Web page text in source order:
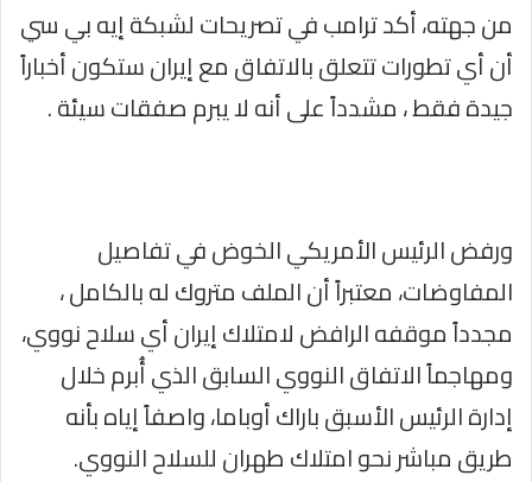
من جهته، أكد ترامب في تصريحات لشبكة إيه بي سي
أن أي تطورات تتعلق بالاتفاق مع إيران ستكون أخباراً
جيدة فقط ، مشدداً على أنه لا يبرم صفقات سيئة .
ورفض الرئيس الأمريكي الخوض في تفاصيل
المفاوضات، معتبراً أن الملف متروك له بالكامل ،
مجدداً موقفه الرافض لامتلاك إيران أي سلاح نووي،
ومهاجماً الاتفاق النووي السابق الذي أُبرم خلال
إدارة الرئيس الأسبق باراك أوباما، واصفاً إياه بأنه
طريق مباشر نحو امتلاك طهران للسلاح النووي.